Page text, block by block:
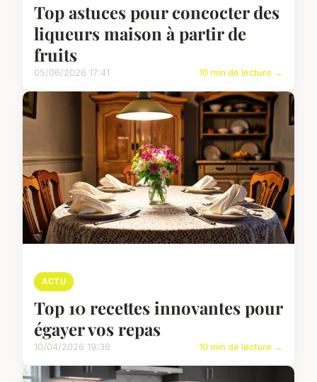
Top astuces pour concocter des
liqueurs maison à partir de
fruits
05/06/2026 17:41 10 min de lecture →
ACTU
Top 10 recettes innovantes pour
égayer vos repas
10/04/2026 19:36 10 min de lecture →